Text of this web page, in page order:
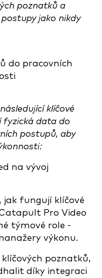
poznatků a
jako nikdy
klíčové
fyzická data do
postupů, aby
na vývoj
jak fungují klíčové
Pro Video
týmové role -
výkonu.
klíčových poznatků,
díky integraci